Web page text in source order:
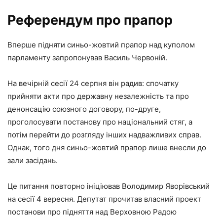
Референдум про прапор
Вперше підняти синьо-жовтий прапор над куполом
парламенту запропонував Василь Червоній.
На вечірній сесії 24 серпня він радив: спочатку
прийняти акти про державну незалежність та про
денонсацію союзного договору, по-друге,
проголосувати постанову про національний стяг, а
потім перейти до розгляду інших надважливих справ.
Однак, того дня синьо-жовтий прапор лише внесли до
зали засідань.
Це питання повторно ініціював Володимир Яворівський
на сесії 4 вересня. Депутат прочитав власний проект
постанови про підняття над Верховною Радою